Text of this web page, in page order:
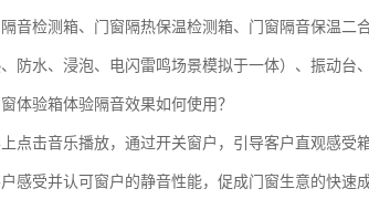
音检测箱、门窗隔热保温检测箱、门窗隔音保温二
防水、浸泡、电闪雷鸣场景模拟于一体）、振动台
体验箱体验隔音效果如何使用？
点击音乐播放，通过开关窗户，引导客户直观感
感受并认可窗户的静音性能，促成门窗生意的快速成